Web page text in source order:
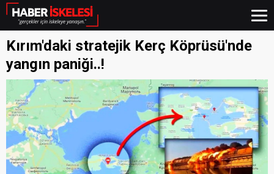
Kırım'daki stratejik Kerç Köprüsü'nde
yangın paniği..!